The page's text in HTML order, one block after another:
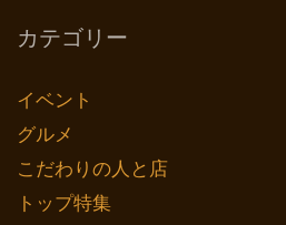
カテゴリー
イベント
グルメ
こだわりの人と店
トップ特集